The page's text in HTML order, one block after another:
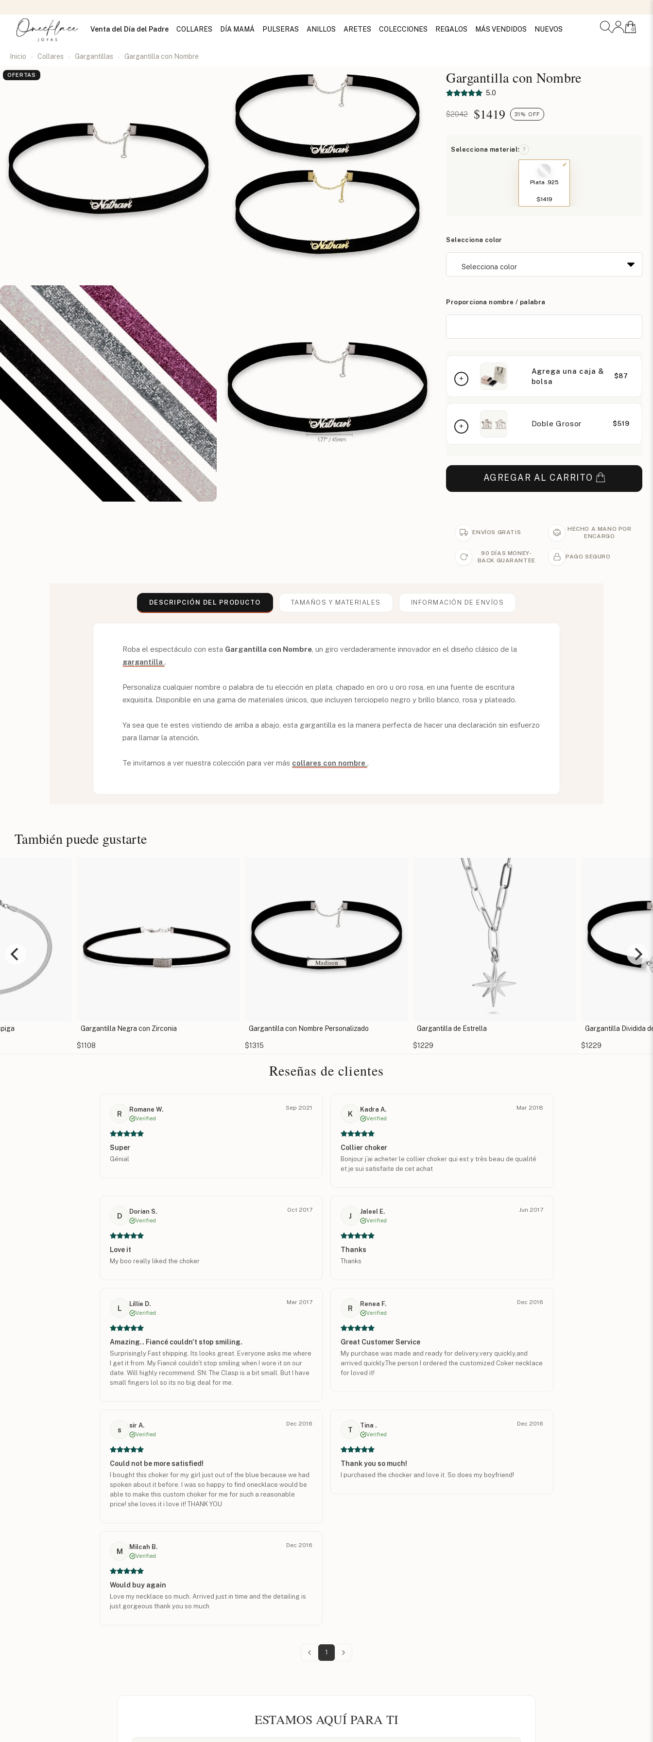
Venta del Día del Padre COLLARES DÍA MAMÁ PULSERAS ANILLOS ARETES COLECCIONES REGALOS MÁS VENDIDOS NUEVOS 0
Inicio Collares Gargantillas Gargantilla con Nombre
OFERTAS Gargantilla con Nombre
5.0
$2042 $1419 31% OFF
Selecciona material: ?
Plata .925
$1419
Selecciona color
Proporciona nombre / palabra
Agrega una caja &
bolsa
$87
Doble Grosor $519
AGREGAR AL CARRITO
ENVÍOS GRATIS
HECHO A MANO POR
ENCARGO
90 DÍAS MONEY-
BACK GUARANTEE
PAGO SEGURO
DESCRIPCIÓN DEL PRODUCTO TAMAÑOS Y MATERIALES INFORMACIÓN DE ENVÍOS
Roba el espectáculo con esta Gargantilla con Nombre , un giro verdaderamente innovador en el diseño clásico de la
gargantilla .
Personaliza cualquier nombre o palabra de tu elección en plata, chapado en oro u oro rosa, en una fuente de escritura
exquisita. Disponible en una gama de materiales únicos, que incluyen terciopelo negro y brillo blanco, rosa y plateado.
Ya sea que te estes vistiendo de arriba a abajo, esta gargantilla es la manera perfecta de hacer una declaración sin esfuerzo
para llamar la atención.
Te invitamos a ver nuestra colección para ver más collares con nombre .
También puede gustarte
Collar
con Zirconia Gargantilla con Nombre Personalizado Gargantilla de Estrella Gargantilla Dividida de Atrapa Sueños
Reseñas de clientes
R
Romane W.
Verified
Sep 2021
Super
Génial
K
Kadra A.
Verified
Mar 2018
Collier choker
Bonjour j’ai acheter le collier choker qui est y très beau de qualité
et je sui satisfaite de cet achat
D
Dorian S.
Verified
Oct 2017
Love it
My boo really liked the choker
J
Jaleel E.
Verified
Jun 2017
Thanks
Thanks
L
Lillie D.
Verified
Mar 2017
Amazing.. Fiancé couldn't stop smiling.
Surprisingly Fast shipping. Its looks great. Everyone asks me where
I get it from. My Fiancé couldn't stop smiling when I wore it on our
date. Will highly recommend. SN: The Clasp is a bit small. But I have
small fingers lol so its no big deal for me.
R
Renea F.
Verified
Dec 2016
Great Customer Service
My purchase was made and ready for delivery,very quickly,and
arrived quickly.The person I ordered the customized Coker necklace
for loved it!
s
sir A.
Verified
Dec 2016
Could not be more satisfied!
I bought this choker for my girl just out of the blue because we had
spoken about it before. I was so happy to find onecklace would be
able to make this custom choker for me for such a reasonable
price! she loves it i love it! THANK YOU
T
Tina .
Verified
Dec 2016
Thank you so much!
I purchased the chocker and love it. So does my boyfriend!
M
Milcah B.
Verified
Dec 2016
Would buy again
Love my necklace so much. Arrived just in time and the detailing is
just gorgeous thank you so much
1
ESTAMOS AQUÍ PARA TI